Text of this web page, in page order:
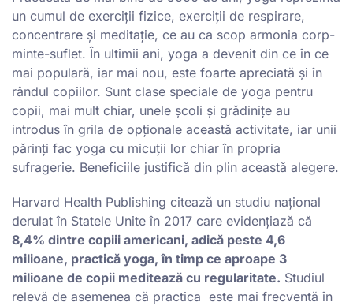
un cumul de exerciții fizice, exerciții de respirare,
concentrare și meditație, ce au ca scop armonia corp-
minte-suflet. În ultimii ani, yoga a devenit din ce în ce
mai populară, iar mai nou, este foarte apreciată și în
rândul copiilor. Sunt clase speciale de yoga pentru
copii, mai mult chiar, unele școli și grădinițe au
introdus în grila de opționale această activitate, iar unii
părinți fac yoga cu micuții lor chiar în propria
sufragerie. Beneficiile justifică din plin această alegere.
Harvard Health Publishing citează un studiu național
derulat în Statele Unite în 2017 care evidențiază că
8,4% dintre copiii americani, adică peste 4,6
milioane, practică yoga, în timp ce aproape 3
milioane de copii meditează cu regularitate. Studiul
relevă de asemenea că practica este mai frecventă în